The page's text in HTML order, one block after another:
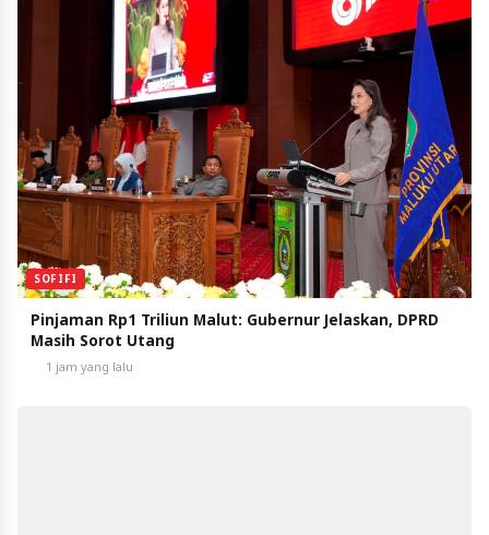
SOFIFI
Pinjaman Rp1 Triliun Malut: Gubernur Jelaskan, DPRD
Masih Sorot Utang
1 jam yang lalu